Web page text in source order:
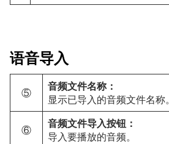
语音导入
⑤
音频文件名称：
显示已导入的音频文件名称。
⑥
音频文件导入按钮：
导入要播放的音频。